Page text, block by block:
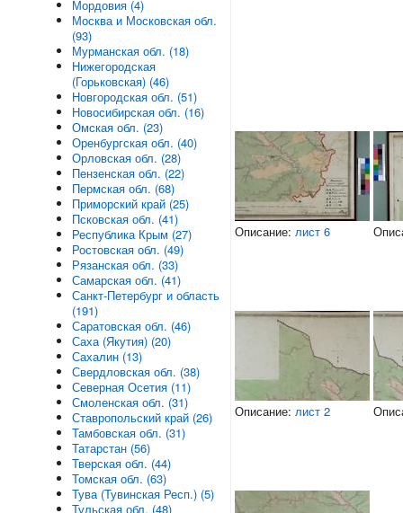
Описание: лист 6
Описание: лист 2
Мордовия (4)
Москва и Московская обл.
(93)
Мурманская обл. (18)
Нижегородская
(Горьковская) (46)
Новгородская обл. (51)
Новосибирская обл. (16)
Омская обл. (23)
Оренбургская обл. (40)
Орловская обл. (28)
Пензенская обл. (22)
Пермская обл. (68)
Приморский край (25)
Псковская обл. (41)
Республика Крым (27)
Ростовская обл. (49)
Рязанская обл. (33)
Самарская обл. (41)
Санкт-Петербург и область
(191)
Саратовская обл. (46)
Саха (Якутия) (20)
Сахалин (13)
Свердловская обл. (38)
Северная Осетия (11)
Смоленская обл. (31)
Ставропольский край (26)
Тамбовская обл. (31)
Татарстан (56)
Тверская обл. (44)
Томская обл. (63)
Тува (Тувинская Респ.) (5)
Тульская обл. (48)